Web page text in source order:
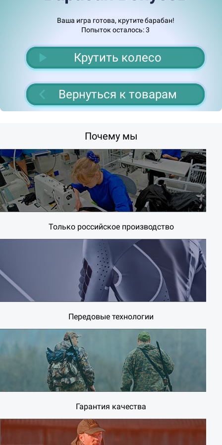
Б
е
с
п
л
а
т
н
а
я
д
о
с
т
а
в
к
а
Подарок
3%
Ваша игра готова, крутите барабан!
Попыток осталось:3
Крутить колесо
Вернуться к товарам
Почему мы
Только российское производство
Передовые технологии
Гарантия качества